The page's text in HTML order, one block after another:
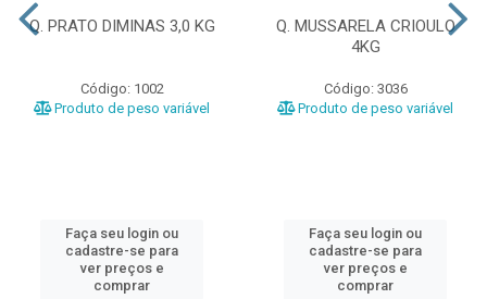
Q. PRATO DIMINAS 3,0 KG
Código: 1002
Produto de peso variável
Faça seu login ou
cadastre-se para
ver preços e
comprar
Q. MUSSARELA CRIOULO
4KG
Código: 3036
Produto de peso variável
Faça seu login ou
cadastre-se para
ver preços e
comprar